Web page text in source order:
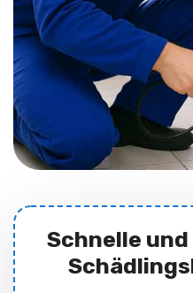
Schnelle